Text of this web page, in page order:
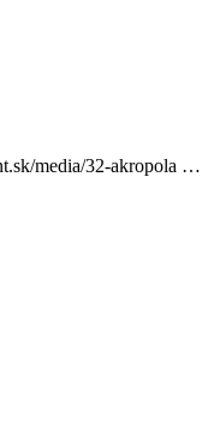
media/32-akropola …